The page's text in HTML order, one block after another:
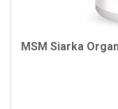
MSM Siarka